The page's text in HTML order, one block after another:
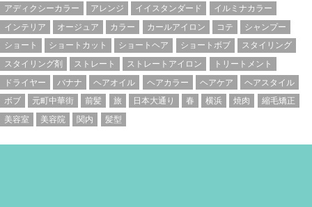
アディクシーカラー
アレンジ イイスタンダード
イルミナカラー
インテリア
オージュア カラー カールアイロン コテ
シャンプー
ショート
ショートカット ショートヘア ショートボブ
スタイリング
スタイリング剤
ストレート ストレートアイロン
トリートメント
ドライヤー
バナナ ヘアオイル ヘアカラー ヘアケア
ヘアスタイル
ボブ
元町中華街 前髪 旅 日本大通り 春 横浜 焼肉
縮毛矯正
美容室
美容院 関内 髪型